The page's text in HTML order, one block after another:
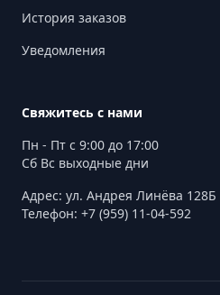
История заказов
Уведомления
Свяжитесь с нами
Пн - Пт с 9:00 до 17:00
Сб Вс выходные дни
Адрес: ул. Андрея Линёва 128Б
Телефон: +7 (959) 11-04-592